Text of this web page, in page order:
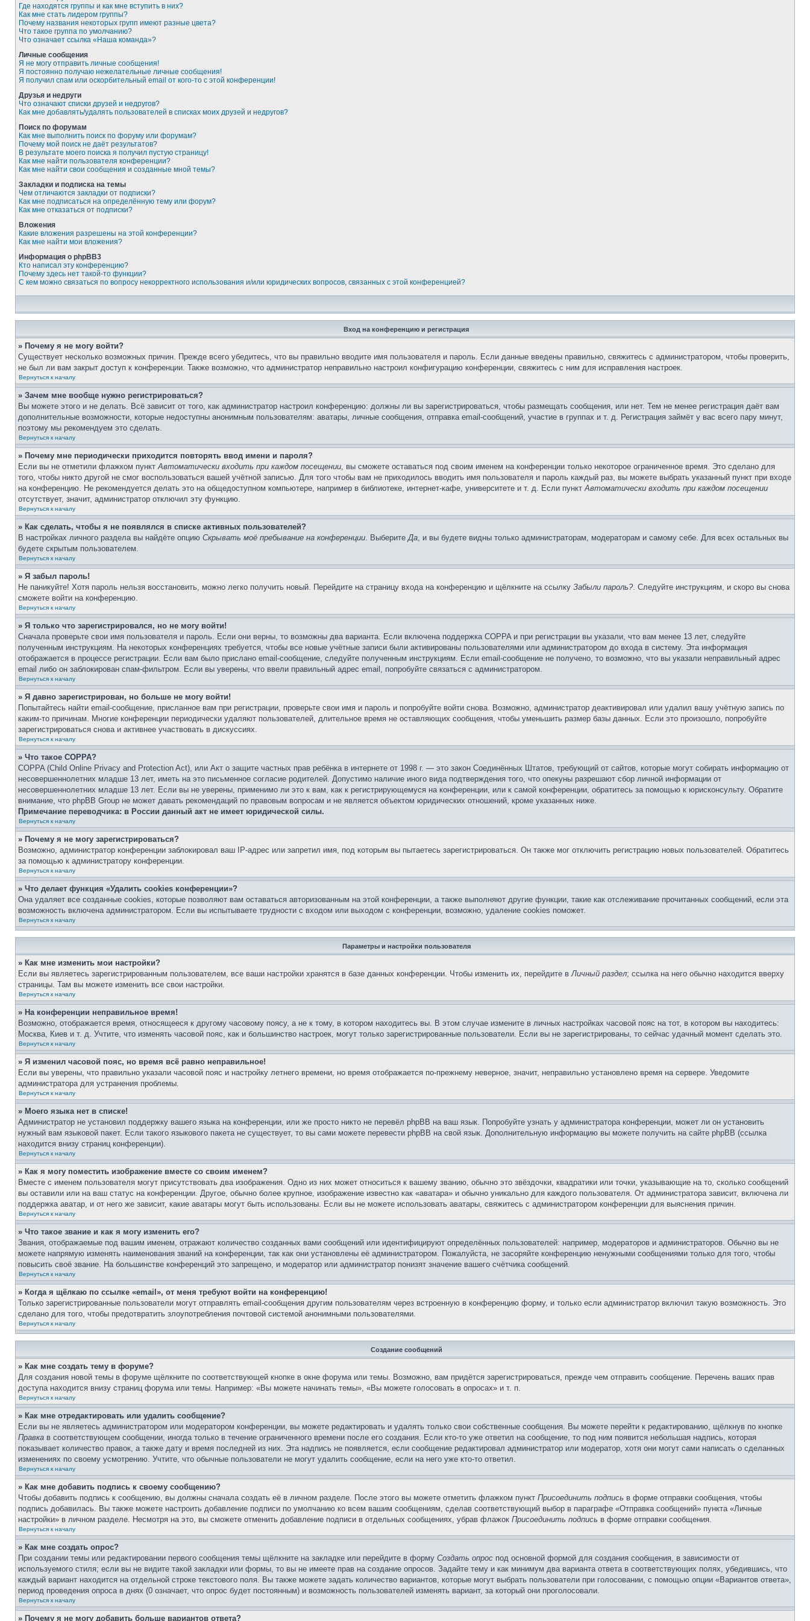
Где находятся группы и как мне вступить в них?
Как мне стать лидером группы?
Почему названия некоторых групп имеют разные цвета?
Что такое группа по умолчанию?
Что означает ссылка «Наша команда»?
Личные сообщения
Я не могу отправить личные сообщения!
Я постоянно получаю нежелательные личные сообщения!
Я получил спам или оскорбительный email от кого-то с этой конференции!
Друзья и недруги
Что означают списки друзей и недругов?
Как мне добавлять/удалять пользователей в списках моих друзей и недругов?
Поиск по форумам
Как мне выполнить поиск по форуму или форумам?
Почему мой поиск не даёт результатов?
В результате моего поиска я получил пустую страницу!
Как мне найти пользователя конференции?
Как мне найти свои сообщения и созданные мной темы?
Закладки и подписка на темы
Чем отличаются закладки от подписки?
Как мне подписаться на определённую тему или форум?
Как мне отказаться от подписки?
Вложения
Какие вложения разрешены на этой конференции?
Как мне найти мои вложения?
Информация о phpBB3
Кто написал эту конференцию?
Почему здесь нет такой-то функции?
С кем можно связаться по вопросу некорректного использования и/или юридических вопросов, связанных с этой конференцией?
Вход на конференцию и регистрация
» Почему я не могу войти?
Существует несколько возможных причин. Прежде всего убедитесь, что вы правильно вводите имя пользователя и пароль. Если данные введены правильно, свяжитесь с администратором, чтобы проверить,
не был ли вам закрыт доступ к конференции. Также возможно, что администратор неправильно настроил конфигурацию конференции, свяжитесь с ним для исправления настроек.
Вернуться к началу
» Зачем мне вообще нужно регистрироваться?
Вы можете этого и не делать. Всё зависит от того, как администратор настроил конференцию: должны ли вы зарегистрироваться, чтобы размещать сообщения, или нет. Тем не менее регистрация даёт вам
дополнительные возможности, которые недоступны анонимным пользователям: аватары, личные сообщения, отправка email-сообщений, участие в группах и т. д. Регистрация займёт у вас всего пару минут,
поэтому мы рекомендуем это сделать.
Вернуться к началу
» Почему мне периодически приходится повторять ввод имени и пароля?
Если вы не отметили флажком пунктАвтоматически входить при каждом посещении, вы сможете оставаться под своим именем на конференции только некоторое ограниченное время. Это сделано для
того, чтобы никто другой не смог воспользоваться вашей учётной записью. Для того чтобы вам не приходилось вводить имя пользователя и пароль каждый раз, вы можете выбрать указанный пункт при входе
на конференцию. Не рекомендуется делать это на общедоступном компьютере, например в библиотеке, интернет-кафе, университете и т. д. Если пунктАвтоматически входить при каждом посещении
отсутствует, значит, администратор отключил эту функцию.
Вернуться к началу
» Как сделать, чтобы я не появлялся в списке активных пользователей?
В настройках личного раздела вы найдёте опцию Скрывать моё пребывание на конференции. ВыберитеДа, и вы будете видны только администраторам, модераторам и самому себе. Для всех остальных вы
будете скрытым пользователем.
Вернуться к началу
» Я забыл пароль!
Не паникуйте! Хотя пароль нельзя восстановить, можно легко получить новый. Перейдите на страницу входа на конференцию и щёлкните на ссылку Забыли пароль?. Следуйте инструкциям, и скоро вы снова
сможете войти на конференцию.
Вернуться к началу
» Я только что зарегистрировался, но не могу войти!
Сначала проверьте свои имя пользователя и пароль. Если они верны, то возможны два варианта. Если включена поддержка COPPA и при регистрации вы указали, что вам менее 13 лет, следуйте
полученным инструкциям. На некоторых конференциях требуется, чтобы все новые учётные записи были активированы пользователями или администратором до входа в систему. Эта информация
отображается в процессе регистрации. Если вам было прислано email-сообщение, следуйте полученным инструкциям. Если email-сообщение не получено, то возможно, что вы указали неправильный адрес
email либо он заблокирован спам-фильтром. Если вы уверены, что ввели правильный адрес email, попробуйте связаться с администратором.
Вернуться к началу
» Я давно зарегистрирован, но больше не могу войти!
Попытайтесь найти email-сообщение, присланное вам при регистрации, проверьте свои имя и пароль и попробуйте войти снова. Возможно, администратор деактивировал или удалил вашу учётную запись по
каким-то причинам. Многие конференции периодически удаляют пользователей, длительное время не оставляющих сообщения, чтобы уменьшить размер базы данных. Если это произошло, попробуйте
зарегистрироваться снова и активнее участвовать в дискуссиях.
Вернуться к началу
» Что такое COPPA?
COPPA (Child Online Privacy and Protection Act), или Акт о защите частных прав ребёнка в интернете от 1998 г. — это закон Соединённых Штатов, требующий от сайтов, которые могут собирать информацию от
несовершеннолетних младше 13 лет, иметь на это письменное согласие родителей. Допустимо наличие иного вида подтверждения того, что опекуны разрешают сбор личной информации от
несовершеннолетних младше 13 лет. Если вы не уверены, применимо ли это к вам, как к регистрирующемуся на конференции, или к самой конференции, обратитесь за помощью к юрисконсульту. Обратите
внимание, что phpBB Group не может давать рекомендаций по правовым вопросам и не является объектом юридических отношений, кроме указанных ниже.
Примечание переводчика: в России данный акт не имеет юридической силы.
Вернуться к началу
» Почему я не могу зарегистрироваться?
Возможно, администратор конференции заблокировал ваш IP-адрес или запретил имя, под которым вы пытаетесь зарегистрироваться. Он также мог отключить регистрацию новых пользователей. Обратитесь
за помощью к администратору конференции.
Вернуться к началу
» Что делает функция «Удалить cookies конференции»?
Она удаляет все созданные cookies, которые позволяют вам оставаться авторизованным на этой конференции, а также выполняют другие функции, такие как отслеживание прочитанных сообщений, если эта
возможность включена администратором. Если вы испытываете трудности с входом или выходом с конференции, возможно, удаление cookies поможет.
Вернуться к началу
Параметры и настройки пользователя
» Как мне изменить мои настройки?
Если вы являетесь зарегистрированным пользователем, все ваши настройки хранятся в базе данных конференции. Чтобы изменить их, перейдите вЛичный раздел; ссылка на него обычно находится вверху
страницы. Там вы можете изменить все свои настройки.
Вернуться к началу
» На конференции неправильное время!
Возможно, отображается время, относящееся к другому часовому поясу, а не к тому, в котором находитесь вы. В этом случае измените в личных настройках часовой пояс на тот, в котором вы находитесь:
Москва, Киев и т. д. Учтите, что изменять часовой пояс, как и большинство настроек, могут только зарегистрированные пользователи. Если вы не зарегистрированы, то сейчас удачный момент сделать это.
Вернуться к началу
» Я изменил часовой пояс, но время всё равно неправильное!
Если вы уверены, что правильно указали часовой пояс и настройку летнего времени, но время отображается по-прежнему неверное, значит, неправильно установлено время на сервере. Уведомите
администратора для устранения проблемы.
Вернуться к началу
» Моего языка нет в списке!
Администратор не установил поддержку вашего языка на конференции, или же просто никто не перевёл phpBB на ваш язык. Попробуйте узнать у администратора конференции, может ли он установить
нужный вам языковой пакет. Если такого языкового пакета не существует, то вы сами можете перевести phpBB на свой язык. Дополнительную информацию вы можете получить на сайте phpBB (ссылка
находится внизу страниц конференции).
Вернуться к началу
» Как я могу поместить изображение вместе со своим именем?
Вместе с именем пользователя могут присутствовать два изображения. Одно из них может относиться к вашему званию, обычно это звёздочки, квадратики или точки, указывающие на то, сколько сообщений
вы оставили или на ваш статус на конференции. Другое, обычно более крупное, изображение известно как «аватара» и обычно уникально для каждого пользователя. От администратора зависит, включена ли
поддержка аватар, и от него же зависит, какие аватары могут быть использованы. Если вы не можете использовать аватары, свяжитесь с администратором конференции для выяснения причин.
Вернуться к началу
» Что такое звание и как я могу изменить его?
Звания, отображаемые под вашим именем, отражают количество созданных вами сообщений или идентифицируют определённых пользователей: например, модераторов и администраторов. Обычно вы не
можете напрямую изменять наименования званий на конференции, так как они установлены её администратором. Пожалуйста, не засоряйте конференцию ненужными сообщениями только для того, чтобы
повысить своё звание. На большинстве конференций это запрещено, и модератор или администратор понизят значение вашего счётчика сообщений.
Вернуться к началу
» Когда я щёлкаю по ссылке «email», от меня требуют войти на конференцию!
Только зарегистрированные пользователи могут отправлять email-сообщения другим пользователям через встроенную в конференцию форму, и только если администратор включил такую возможность. Это
сделано для того, чтобы предотвратить злоупотребления почтовой системой анонимными пользователями.
Вернуться к началу
Создание сообщений
» Как мне создать тему в форуме?
Для создания новой темы в форуме щёлкните по соответствующей кнопке в окне форума или темы. Возможно, вам придётся зарегистрироваться, прежде чем отправить сообщение. Перечень ваших прав
доступа находится внизу страниц форума или темы. Например: «Вы можете начинать темы», «Вы можете голосовать в опросах» и т. п.
Вернуться к началу
» Как мне отредактировать или удалить сообщение?
Если вы не являетесь администратором или модератором конференции, вы можете редактировать и удалять только свои собственные сообщения. Вы можете перейти к редактированию, щёлкнув по кнопке
Правка в соответствующем сообщении, иногда только в течение ограниченного времени после его создания. Если кто-то уже ответил на сообщение, то под ним появится небольшая надпись, которая
показывает количество правок, а также дату и время последней из них. Эта надпись не появляется, если сообщение редактировал администратор или модератор, хотя они могут сами написать о сделанных
изменениях по своему усмотрению. Учтите, что обычные пользователи не могут удалить сообщение, если на него уже кто-то ответил.
Вернуться к началу
» Как мне добавить подпись к своему сообщению?
Чтобы добавить подпись к сообщению, вы должны сначала создать её в личном разделе. После этого вы можете отметить флажком пункт Присоединить подпись в форме отправки сообщения, чтобы
подпись добавилась. Вы также можете настроить добавление подписи по умолчанию ко всем вашим сообщениям, сделав соответствующий выбор в параграфе «Отправка сообщений» пункта «Личные
настройки» в личном разделе. Несмотря на это, вы сможете отменить добавление подписи в отдельных сообщениях, убрав флажок Присоединить подпись в форме отправки сообщения.
Вернуться к началу
» Как мне создать опрос?
При создании темы или редактировании первого сообщения темы щёлкните на закладке или перейдите в форму Создать опрос под основной формой для создания сообщения, в зависимости от
используемого стиля; если вы не видите такой закладки или формы, то вы не имеете прав на создание опросов. Задайте тему и как минимум два варианта ответа в соответствующих полях, убедившись, что
каждый вариант находится на отдельной строке текстового поля. Вы также можете задать количество вариантов, которые могут выбрать пользователи при голосовании, с помощью опции «Вариантов ответа»,
период проведения опроса в днях (0 означает, что опрос будет постоянным) и возможность пользователей изменять вариант, за который они проголосовали.
Вернуться к началу
» Почему я не могу добавить больше вариантов ответа?